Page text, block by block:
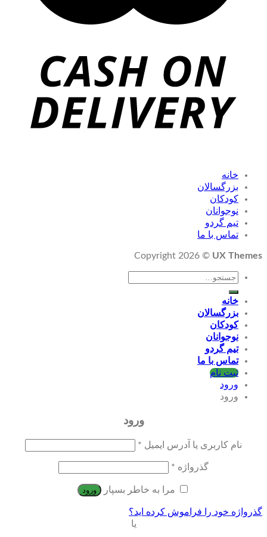
خانه
بزرگسالان
کودکان
نوجوانان
تیم گردو
تماس با ما
Copyright 2026 © UX Themes
جستجو
برای:
خانه
بزرگسالان
کودکان
نوجوانان
تیم گردو
تماس با ما
ثبت نام
ورود
ورود
ورود
نام کاربری یا آدرس ایمیل *
گذرواژه *
مرا به خاطر بسپار ورود
گذرواژه خود را فراموش کرده اید؟
یا